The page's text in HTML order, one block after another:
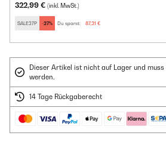
322,99 € (inkl. MwSt.)
SALE27P -27% Du sparst: 87,21 €
Dieser Artikel ist nicht auf Lager und
werden.
14 Tage Rückgaberecht